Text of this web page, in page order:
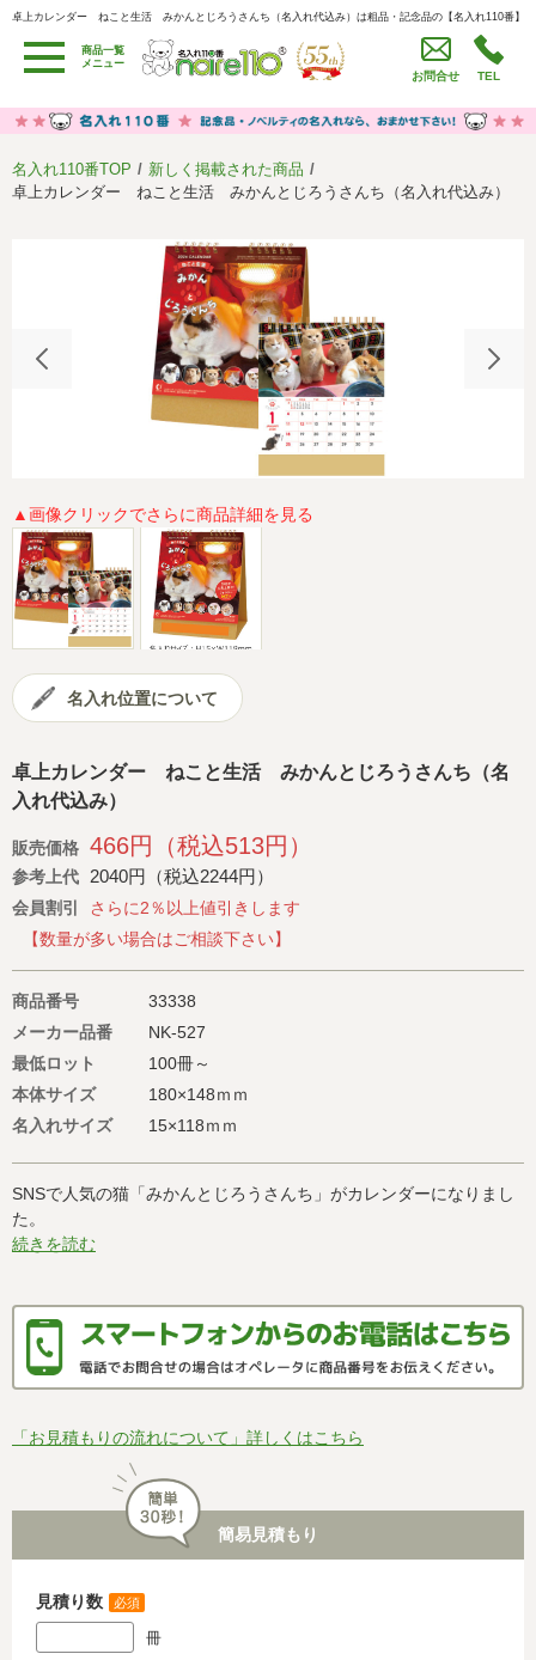
卓上カレンダー ねこと生活 みかんとじろうさんち（名入れ代込み）は粗品・記念品の【名入れ110
卓上カレンダー ねこと生活 みかんとじろうさんち（名入れ代込み）は粗品・記念品の【名入れ110番】
商品一覧
メニュー
お問合せ TEL
用途別カテゴリ
卒園・卒業記念品
労働組合・設立記念・周年記念
うちわ・扇子・ファン
イベント・パーティーグッズ
セール品グッズ
名入れについて
社会貢献活動 特定商取引法に基づく表記
著作権と推奨環境について プライバシーポリシー
採用情報
会社概要
名入れ110番TOP
新しく掲載された商品
卓上カレンダー ねこと生活 みかんとじろうさんち（名入れ代込み）
▲画像クリックでさらに商品詳細を見る
名入れ位置について
卓上カレンダー ねこと生活 みかんとじろうさんち（名
入れ代込み）
販売価格 466円（税込513円）
参考上代 2040円（税込2244円）
会員割引
さらに2％以上値引きします
【数量が多い場合はご相談下さい】
商品番号
33338
メーカー品番
NK-527
最低ロット
100冊～
本体サイズ
180×148ｍｍ
名入れサイズ
15×118ｍｍ
SNSで人気の猫「みかんとじろうさんち」がカレンダーになりまし
た。
続きを読む
「お見積もりの流れについて」詳しくはこちら
簡易見積もり
見積り数 必須
冊